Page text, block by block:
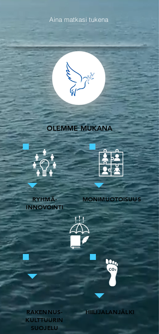
Aina matkasi tukena
OLEMME MUKANA
RYHMÄ-
INNOVOINTI
MONIMUOTOISUUS
RAKENNUS-
KULTTUURIN
SUOJELU
HIILIJALANJÄLKI